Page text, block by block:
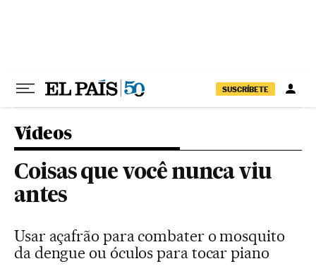
SUSCRÍBETE
Vídeos
Coisas que você nunca viu
antes
Usar açafrão para combater o mosquito
da dengue ou óculos para tocar piano